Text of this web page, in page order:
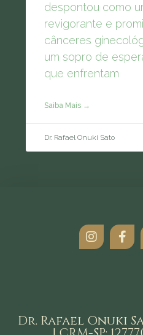
despontou como
revigorante e
cânceres
um sopro de
que enfrentam
Saiba Mais →
Dr. Rafael Onuki Sato
Dr. Rafael Onuki